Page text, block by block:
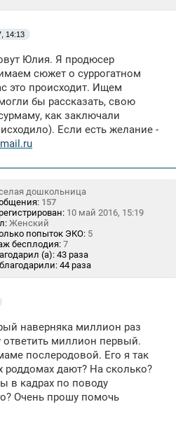
14:13
Юлия. Я продюсер
сюжет о суррогатном
это происходит. Ищем
бы рассказать, свою
как заключали
Если есть желание -
дошкольница
157
10 май 2016, 15:19
Женский
попыток ЭКО: 5
бесплодия: 7
(а): 43 раза
44 раза
наверняка миллион раз
миллион первый.
послеродовой. Его я так
дают? На сколько?
в кадрах по поводу
Очень прошу помочь